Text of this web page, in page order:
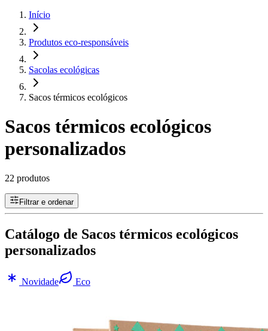
Início
Produtos eco-responsáveis
Sacolas ecológicas
Sacos térmicos ecológicos
Sacos térmicos ecológicos
personalizados
22 produtos
Filtrar e ordenar
Catálogo de Sacos térmicos ecológicos
personalizados
Novidade Eco